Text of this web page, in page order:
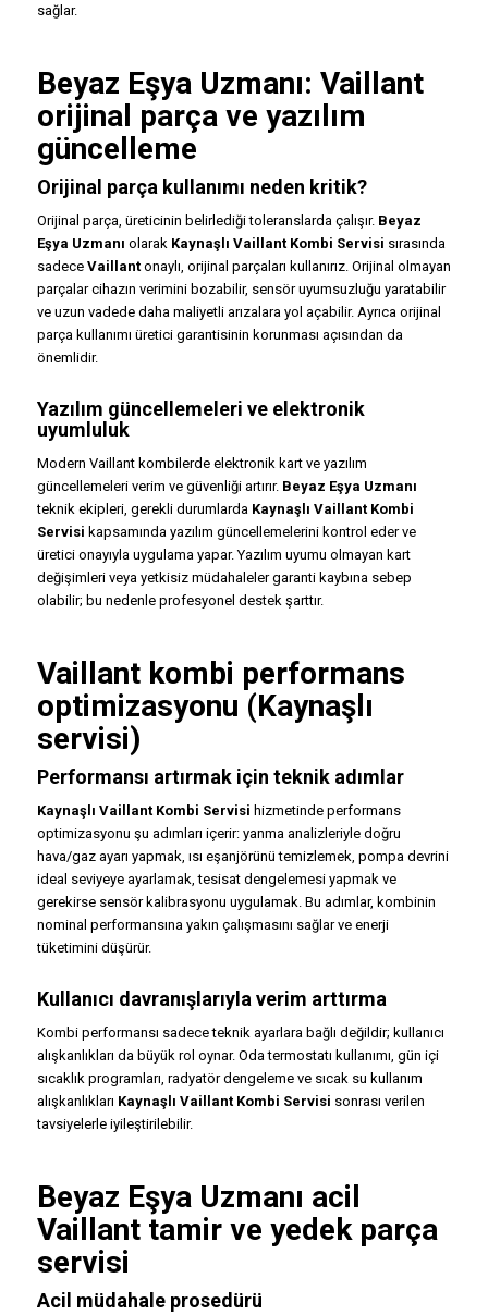
sağlar.
Beyaz Eşya Uzmanı: Vaillant
orijinal parça ve yazılım
güncelleme
Orijinal parça kullanımı neden kritik?
Orijinal parça, üreticinin belirlediği toleranslarda çalışır. Beyaz
Eşya Uzmanı olarak Kaynaşlı Vaillant Kombi Servisi sırasında
sadece Vaillantonaylı, orijinal parçaları kullanırız. Orijinal olmayan
parçalar cihazın verimini bozabilir, sensör uyumsuzluğu yaratabilir
ve uzun vadede daha maliyetli arızalara yol açabilir. Ayrıca orijinal
parça kullanımı üretici garantisinin korunması açısından da
önemlidir.
Yazılım güncellemeleri ve elektronik
uyumluluk
Modern Vaillant kombilerde elektronik kart ve yazılım
güncellemeleri verim ve güvenliği artırır. Beyaz Eşya Uzmanı
teknik ekipleri, gerekli durumlarda Kaynaşlı Vaillant Kombi
Servisi kapsamında yazılım güncellemelerini kontrol eder ve
üretici onayıyla uygulama yapar. Yazılım uyumu olmayan kart
değişimleri veya yetkisiz müdahaleler garanti kaybına sebep
olabilir; bu nedenle profesyonel destek şarttır.
Vaillant kombi performans
optimizasyonu (Kaynaşlı
servisi)
Performansı artırmak için teknik adımlar
Kaynaşlı Vaillant Kombi Servisi hizmetinde performans
optimizasyonu şu adımları içerir: yanma analizleriyle doğru
hava/gaz ayarı yapmak, ısı eşanjörünü temizlemek, pompa devrini
ideal seviyeye ayarlamak, tesisat dengelemesi yapmak ve
gerekirse sensör kalibrasyonu uygulamak. Bu adımlar, kombinin
nominal performansına yakın çalışmasını sağlar ve enerji
tüketimini düşürür.
Kullanıcı davranışlarıyla verim arttırma
Kombi performansı sadece teknik ayarlara bağlı değildir; kullanıcı
alışkanlıkları da büyük rol oynar. Oda termostatı kullanımı, gün içi
sıcaklık programları, radyatör dengeleme ve sıcak su kullanım
alışkanlıkları Kaynaşlı Vaillant Kombi Servisi sonrası verilen
tavsiyelerle iyileştirilebilir.
Beyaz Eşya Uzmanı acil
Vaillant tamir ve yedek parça
servisi
Acil müdahale prosedürü